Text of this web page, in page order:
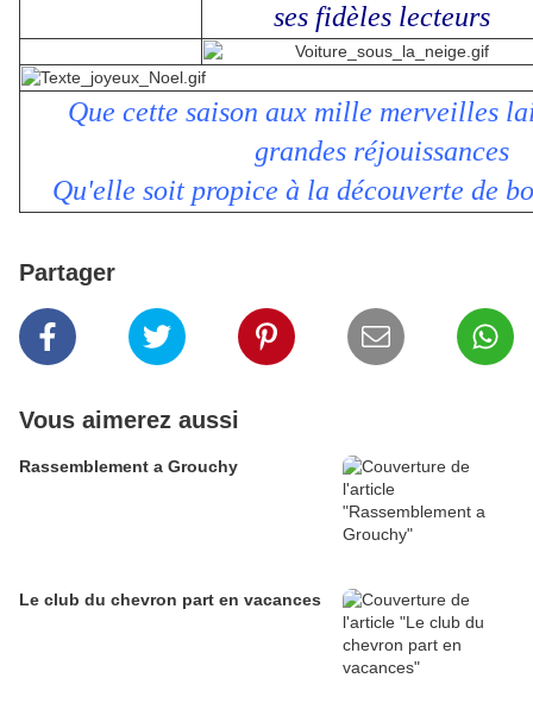
ses fidèles lecteurs
Que cette saison aux mille merveilles
grandes réjouissances
Qu'elle soit propice à la découverte de
Partager
Vous aimerez aussi
Rassemblement a Grouchy
Le club du chevron part en vacances